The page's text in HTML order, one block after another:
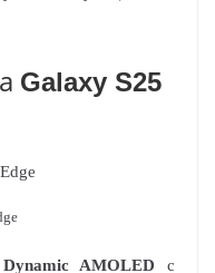
Galaxy S25
Dynamic AMOLEDс